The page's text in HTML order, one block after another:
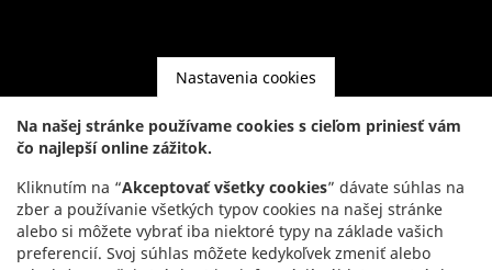
Kontakt
Headquarters: +421 2 5941 8200
Showroom: +421 2 5941 8855
Nastavenia cookies
Na našej stránke používame cookies s cieľom priniesť vám
čo najlepší online zážitok.
Kliknutím na “Akceptovať všetky cookies” dávate súhlas na
zber a používanie všetkých typov cookies na našej stránke
alebo si môžete vybrať iba niektoré typy na základe vašich
preferencií. Svoj súhlas môžete kedykoľvek zmeniť alebo